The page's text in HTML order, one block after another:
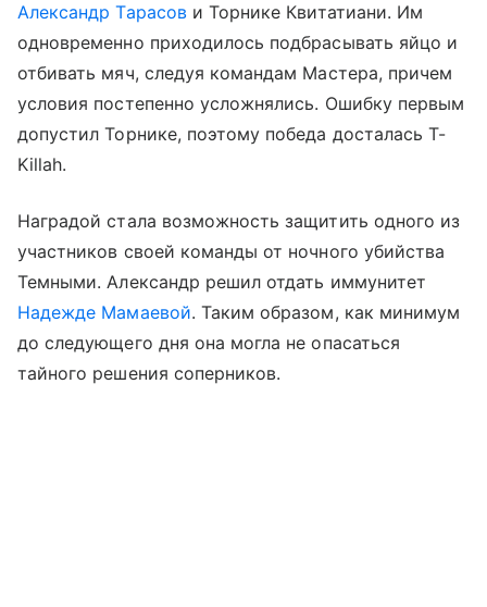
Александр Тарасови Торнике Квитатиани. Им
одновременно приходилось подбрасывать яйцо и
отбивать мяч, следуя командам Мастера, причем
условия постепенно усложнялись. Ошибку первым
допустил Торнике, поэтому победа досталась T-
Killah.
Наградой стала возможность защитить одного из
участников своей команды от ночного убийства
Темными. Александр решил отдать иммунитет
Надежде Мамаевой. Таким образом, как минимум
до следующего дня она могла не опасаться
тайного решения соперников.